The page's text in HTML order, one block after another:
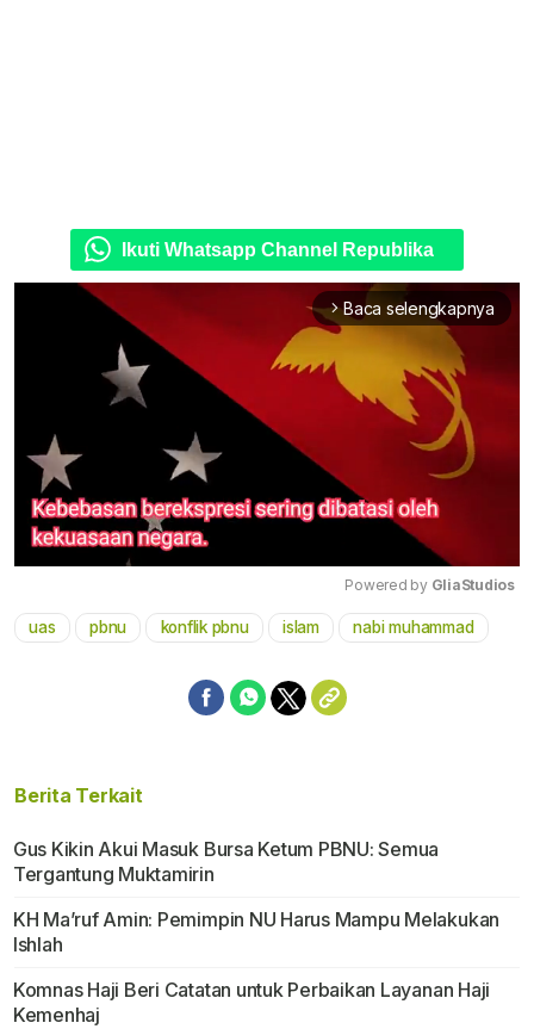
Ikuti Whatsapp Channel Republika
arrow_forward_ios Baca selengkapnya
Mute
Powered by GliaStudios
uas pbnu konflik pbnu islam nabi muhammad
Berita Terkait
Gus Kikin Akui Masuk Bursa Ketum PBNU: Semua
Tergantung Muktamirin
KH Ma’ruf Amin: Pemimpin NU Harus Mampu Melakukan
Ishlah
Komnas Haji Beri Catatan untuk Perbaikan Layanan Haji
Kemenhaj